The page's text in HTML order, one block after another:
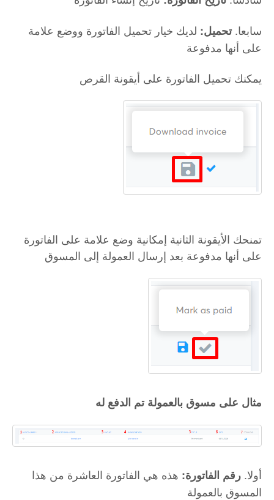
سابعا.تحميل: لديك خيار تحميل الفاتورة ووضع علامة
على أنها مدفوعة
يمكنك تحميل الفاتورة على أيقونة القرص
تمنحك الأيقونة الثانية إمكانية وضع علامة على الفاتورة
على أنها مدفوعة بعد إرسال العمولة إلى المسوق
مثال على مسوق بالعمولة تم الدفع له
أولا. رقم الفاتورة: هذه هي الفاتورة العاشرة من هذا
المسوق بالعمولة